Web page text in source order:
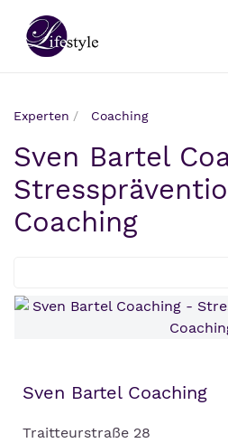
Experten Coaching
Sven Bartel
Coaching
Sven Bartel Coaching
Traitteurstraße 28